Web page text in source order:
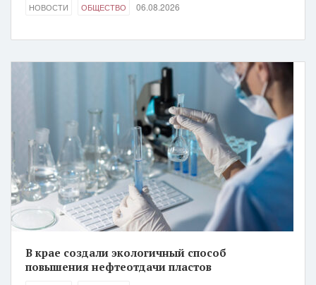
НОВОСТИ ОБЩЕСТВО 06.08.2026
В крае создали экологичный способ
повышения нефтеотдачи пластов